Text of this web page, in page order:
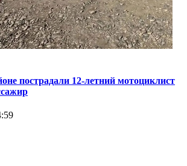
пострадали 12-летний мотоциклист